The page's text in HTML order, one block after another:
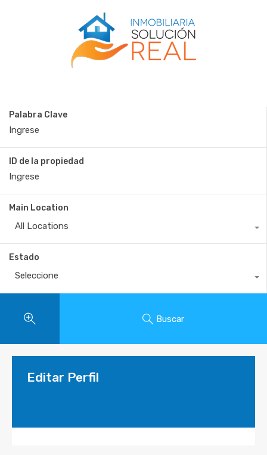
Palabra Clave
ID de la propiedad
Main Location
All Locations
Estado
Seleccione
Buscar
Editar Perfil